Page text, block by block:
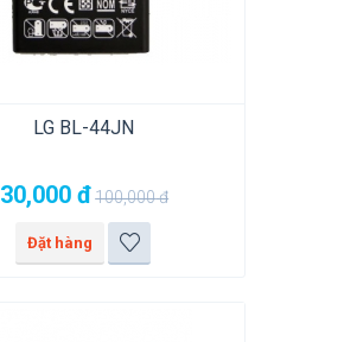
LG BL-44JN
30,000 đ100,000đ
Đặt hàng